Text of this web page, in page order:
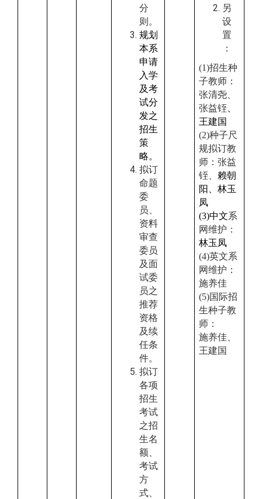
分
则。
规划
本系
申请
入学
及考
试分
发之
招生
策
略。
拟订
命题
委
员、
资料
审查
委员
及面
试委
员之
推荐
资格
及续
任条
件。
拟订
各项
招生
考试
之招
生名
额、
考试
方
式、
另
设
置
：
(1)招生种
子教师 ：
张清尧、
张益铚
王建国
(2)种子尺
规拟订教
师 ：张益
铚、 赖朝
阳
、林玉
凤
(3)中文系
网维护：
林玉凤
(4)英文系
网维护：
施养佳
(5)国际招
生种子教
师：
施养佳、
王建国